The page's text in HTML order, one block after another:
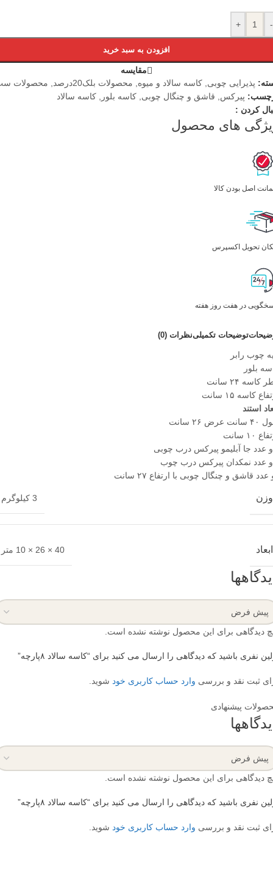
-
+
افزودن به سبد خرید
مقایسه
پذیرایی چوبی کاسه سالاد و میوه محصولات بلک20درصد
محصولات
پیرکس قاشق و چنگال چوبی کاسه بلور
کاسه سالاد
کردن :
های محصول
اصل بودن کالا
تحویل اکسپرس
در هفت روز هفته
توضیحات تکمیلینظرات (0)
چوب رابر
بلور
کاسه ۲۴ سانت
کاسه ۱۵ سانت
استند
عرض ۲۶ سانت
۱۰ سانت
عدد جا آبلیمو پیرکس درب چوبی
عدد نمکدان پیرکس درب چوب
عدد قاشق و چنگال چوبی با ارتفاع ۲۷ سانت
وزن 3 کیلوگرم
ابعاد 40 × 26 × 10 متر
دیدگاهی برای این محصول نوشته نشده است.
نفری باشید که دیدگاهی را ارسال می کنید برای “کاسه سالاد ۸پارچه”
ثبت نقد و بررسی وارد حساب کاربری خود شوید.
پیشنهادی
دیدگاهی برای این محصول نوشته نشده است.
نفری باشید که دیدگاهی را ارسال می کنید برای “کاسه سالاد ۸پارچه”
ثبت نقد و بررسی وارد حساب کاربری خود شوید.